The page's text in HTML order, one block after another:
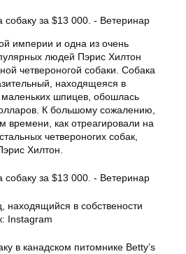
империи и одна из очень
людей Пэрис Хилтон
четвероногой собаки. Собака
находящеяся в
маленьких шпицев, обошлась
К большому сожалению,
времени, как отреагировали на
четвероногих собак,
Хилтон.
в собствености
Instagram
в канадском питомнике Betty’s